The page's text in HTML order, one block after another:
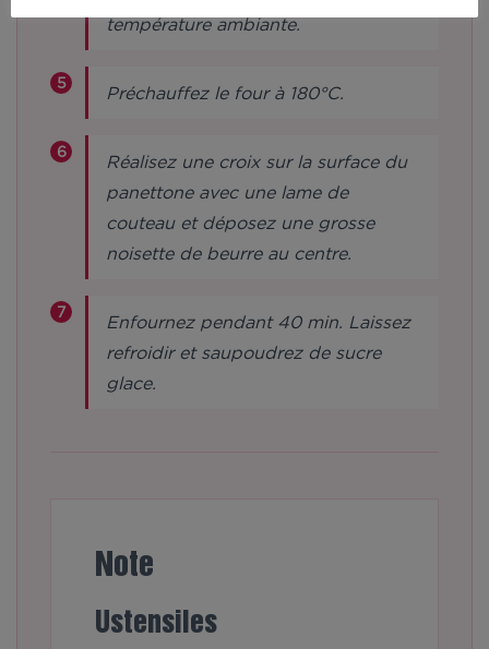
température ambiante.
Préchauffez le four à 180°C.
Réalisez une croix sur la surface du
panettone avec une lame de
couteau et déposez une grosse
noisette de beurre au centre.
Enfournez pendant 40 min. Laissez
refroidir et saupoudrez de sucre
glace.
Note
Ustensiles